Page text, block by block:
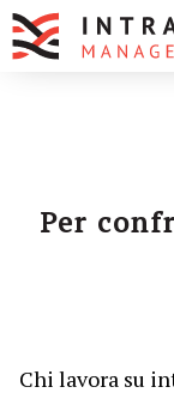
Per
Chi lavora su